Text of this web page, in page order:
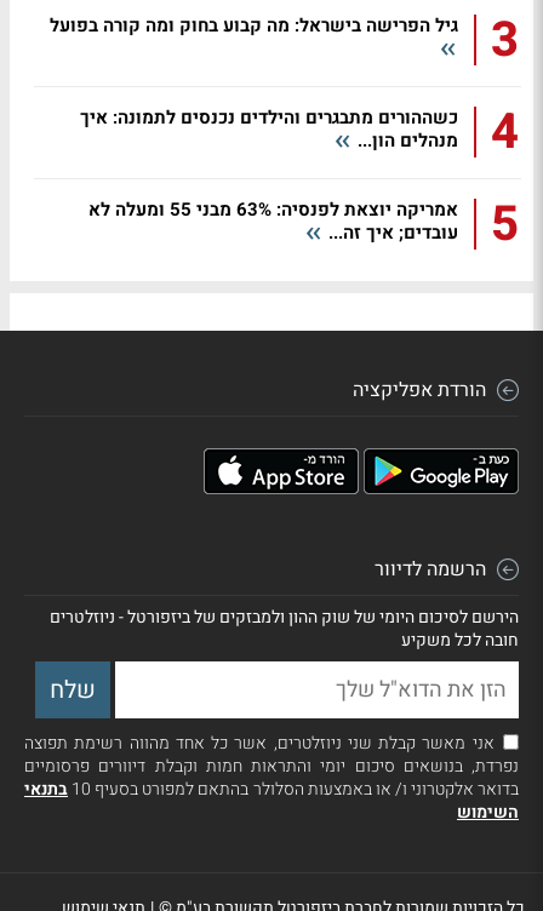
3 גיל הפרישה בישראל: מה קבוע בחוק ומה קורה בפועל
4
כשההורים מתבגרים והילדים נכנסים לתמונה: איך
מנהלים הון...
5
אמריקה יוצאת לפנסיה: 63% מבני 55 ומעלה לא
עובדים; איך זה...
הורדת אפליקציה
הרשמה לדיוור
הירשם לסיכום היומי של שוק ההון ולמבזקים של ביזפורטל - ניוזלטרים
חובה לכל משקיע
אני מאשר קבלת שני ניוזלטרים, אשר כל אחד מהווה רשימת תפוצה
נפרדת, בנושאים סיכום יומי והתראות חמות וקבלת דיוורים פרסומיים
בדואר אלקטרוני ו/ או באמצעות הסלולר בהתאם למפורט בסעיף 10
בתנאי
השימוש